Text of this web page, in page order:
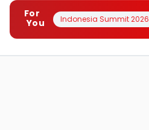
For
You
Indonesia Summit 2026